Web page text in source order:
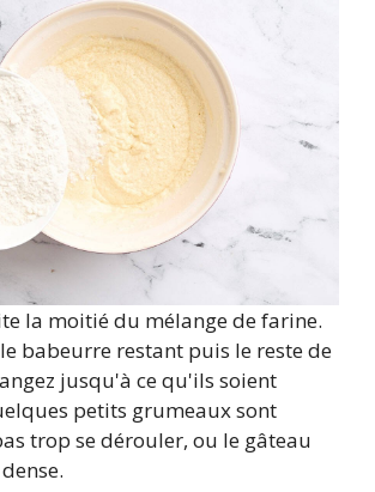
la moitié du mélange de farine.
le babeurre restant puis le reste de
jusqu'à ce qu'ils soient
petits grumeaux sont
trop se dérouler, ou le gâteau